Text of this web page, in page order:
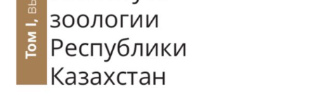
мәселелері”